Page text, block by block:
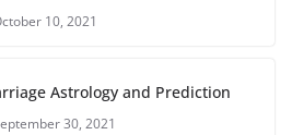
10, 2021
Astrology and Prediction
30, 2021